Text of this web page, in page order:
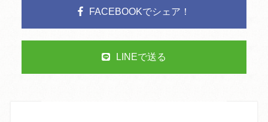
FACEBOOKでシェア！
LINEで送る